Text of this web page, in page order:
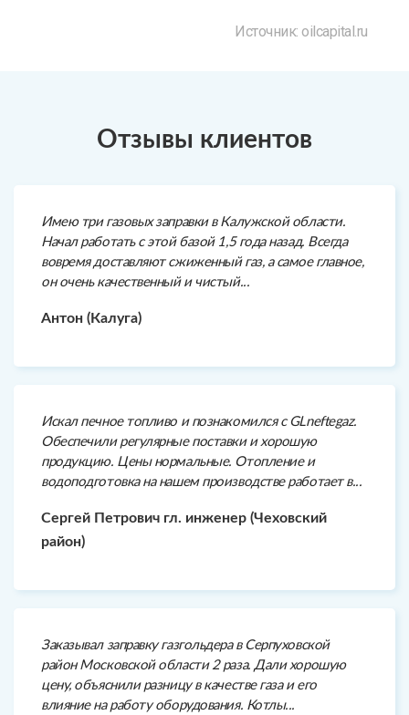
Источник: oilcapital.ru
Отзывы клиентов
Имею три газовых заправки в Калужской области.
Начал работать с этой базой 1,5 года назад. Всегда
вовремя доставляют сжиженный газ, а самое главное,
он очень качественный и чистый...
Антон (Калуга)
Искал печное топливо и познакомился с GLneftegaz.
Обеспечили регулярные поставки и хорошую
продукцию. Цены нормальные. Отопление и
водоподготовка на нашем производстве работает в...
Сергей Петрович гл. инженер (Чеховский
район)
Заказывал заправку газгольдера в Серпуховской
район Московской области 2 раза. Дали хорошую
цену, объяснили разницу в качестве газа и его
влияние на работу оборудования. Котлы...